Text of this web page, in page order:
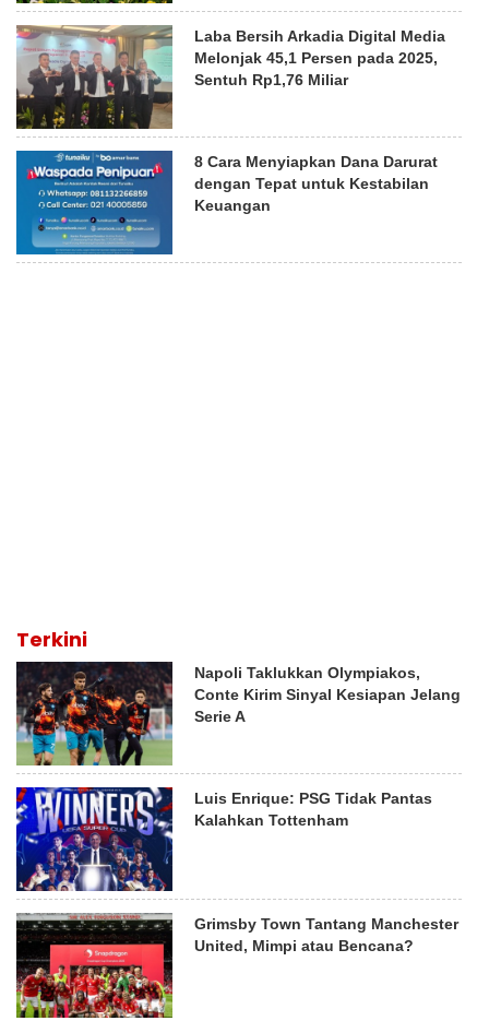
Laba Bersih Arkadia Digital Media
Melonjak 45,1 Persen pada 2025,
Sentuh Rp1,76 Miliar
8 Cara Menyiapkan Dana Darurat
dengan Tepat untuk Kestabilan
Keuangan
Terkini
Napoli Taklukkan Olympiakos,
Conte Kirim Sinyal Kesiapan Jelang
Serie A
Luis Enrique: PSG Tidak Pantas
Kalahkan Tottenham
Grimsby Town Tantang Manchester
United, Mimpi atau Bencana?